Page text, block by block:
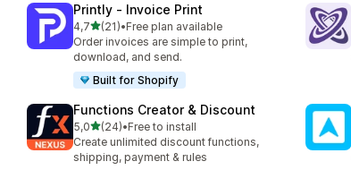
Printly ‑ Invoice Print
4,7de 5 estrelas
(21)
21 total de avaliações
•Free plan available
Order invoices are simple to print,
download, and send.
Built for Shopify
Functions Creator & Discount
5,0de 5 estrelas
(24)
24 total de avaliações
•Free to install
Create unlimited discount functions,
shipping, payment & rules